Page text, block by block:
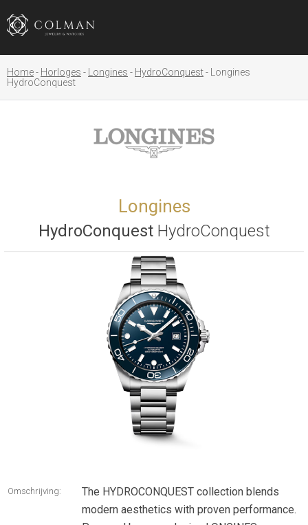
Home Horloges Longines HydroConquest
Longines
HydroConquest
Longines
HydroConquest HydroConquest
Omschrijving:
The HYDROCONQUEST collection blends
modern aesthetics with proven performance.